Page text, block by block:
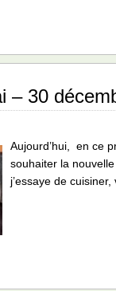
– 30
Aujourd’hui, en ce
souhaiter la
j’essaye de